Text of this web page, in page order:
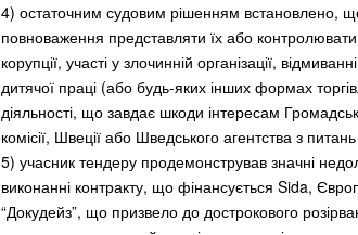
4) остаточним судовим рішенням встановлено,
повноваження представляти їх або
корупції, участі у злочинній організації,
дитячої праці (або будь-яких інших формах
діяльності, що завдає шкоди інтересам
комісії, Швеції або Шведського агентства з
5) учасник тендеру продемонстрував значні
виконанні контракту, що фінансується Sida,
“Докудейз”, що призвело до дострокового